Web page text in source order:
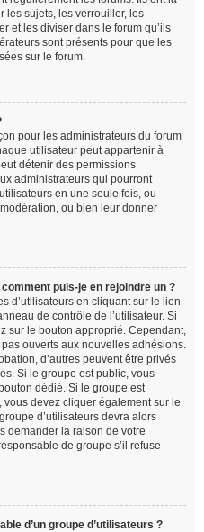
les sujets, les verrouiller, les
et les diviser dans le forum qu’ils
sont présents pour que les
sur le forum.
pour les administrateurs du forum
utilisateur peut appartenir à
détenir des permissions
administrateurs qui pourront
en une seule fois, ou
ou bien leur donner
puis-je en rejoindre un ?
d’utilisateurs en cliquant sur le lien
de contrôle de l’utilisateur. Si
sur le bouton approprié. Cependant,
ouverts aux nouvelles adhésions.
d’autres peuvent être privés
Si le groupe est public, vous
dédié. Si le groupe est
devez cliquer également sur le
d’utilisateurs devra alors
demander la raison de votre
de groupe s’il refuse
d’un groupe d’utilisateurs ?